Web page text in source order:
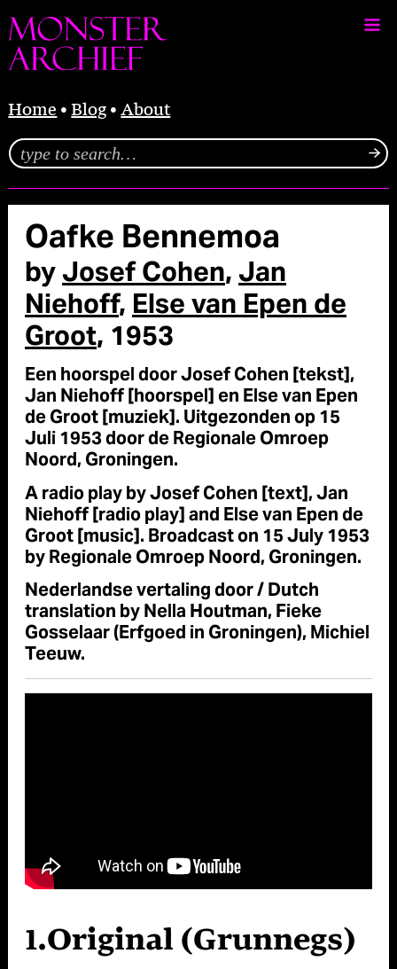
Home Blog About
Oafke Bennemoa
byJosef Cohen,Jan
Niehoff,Else van Epen de
Groot, 1953
Een hoorspel door Josef Cohen [tekst],
Jan Niehoff [hoorspel] en Else van Epen
de Groot [muziek]. Uitgezonden op 15
Juli 1953 door de Regionale Omroep
Noord, Groningen.
A radio play by Josef Cohen [text], Jan
Niehoff [radio play] and Else van Epen de
Groot [music]. Broadcast on 15 July 1953
by Regionale Omroep Noord, Groningen.
Nederlandse vertaling door / Dutch
translation by Nella Houtman, Fieke
Gosselaar (Erfgoed in Groningen), Michiel
Teeuw.
1.Original (Grunnegs)